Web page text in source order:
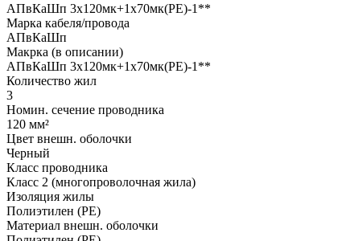
АПвКаШп 3x120мк+1x70мк(PE)-1**
Марка кабеля/провода
АПвКаШп
Макрка (в описании)
АПвКаШп 3x120мк+1x70мк(PE)-1**
Количество жил
3
Номин. сечение проводника
120 мм²
Цвет внешн. оболочки
Черный
Класс проводника
Класс 2 (многопроволочная жила)
Изоляция жилы
Полиэтилен (PE)
Материал внешн. оболочки